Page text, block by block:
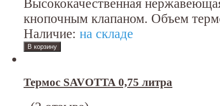
Высококачественная
кнопочным клапаном. Объем
Наличие: на складе
Термос SAVOTTA 0,75 литра